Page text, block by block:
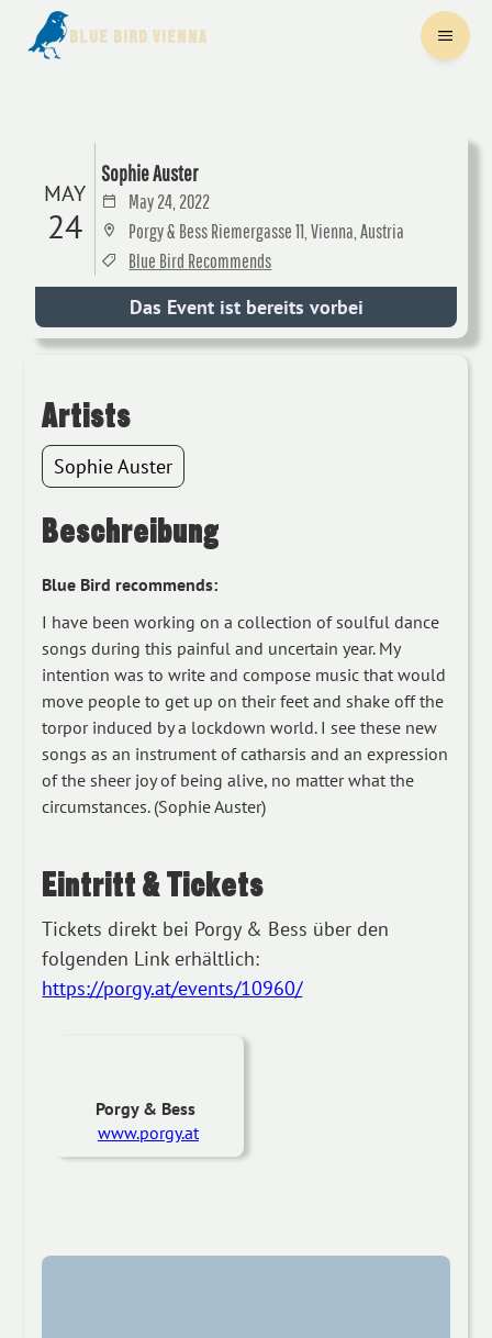
BLUE BIRD VIENNA
MAY
24
Sophie Auster
May 24, 2022
Porgy & Bess Riemergasse 11, Vienna, Austria
Blue Bird Recommends
Das Event ist bereits vorbei
Artists
Sophie Auster
Beschreibung
Blue Bird recommends:
I have been working on a collection of soulful dance
songs during this painful and uncertain year. My
intention was to write and compose music that would
move people to get up on their feet and shake off the
torpor induced by a lockdown world. I see these new
songs as an instrument of catharsis and an expression
of the sheer joy of being alive, no matter what the
circumstances. (Sophie Auster)
Eintritt & Tickets
Tickets direkt bei Porgy & Bess über den
folgenden Link erhältlich:
https://porgy.at/events/10960/
Porgy & Bess
www.porgy.at